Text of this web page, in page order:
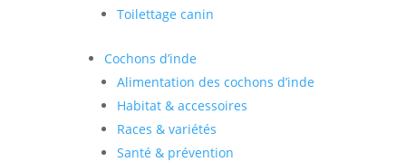
Toilettage canin
Cochons d’inde
Alimentation des cochons d’inde
Habitat & accessoires
Races & variétés
Santé & prévention